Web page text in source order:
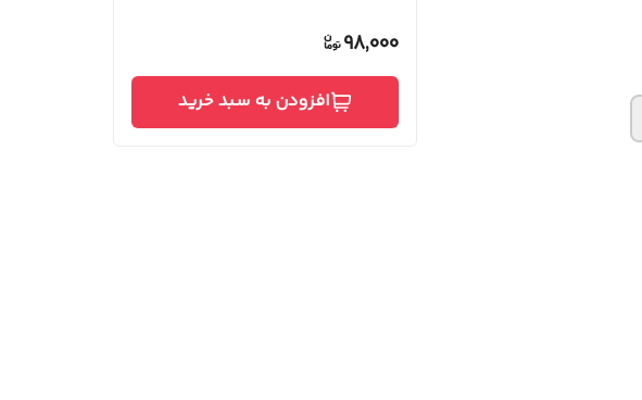
98,000
افزودن به سبد خرید